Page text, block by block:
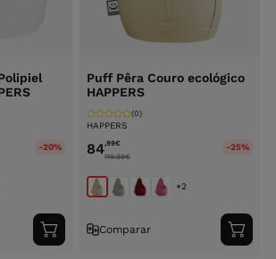
-20%
Adicionar
ao
Puff Pêra Couro ecológico
HAPPERS
HAPPERS
(0)
84,99€
119.99€
-25%
+2
Comparar
ao